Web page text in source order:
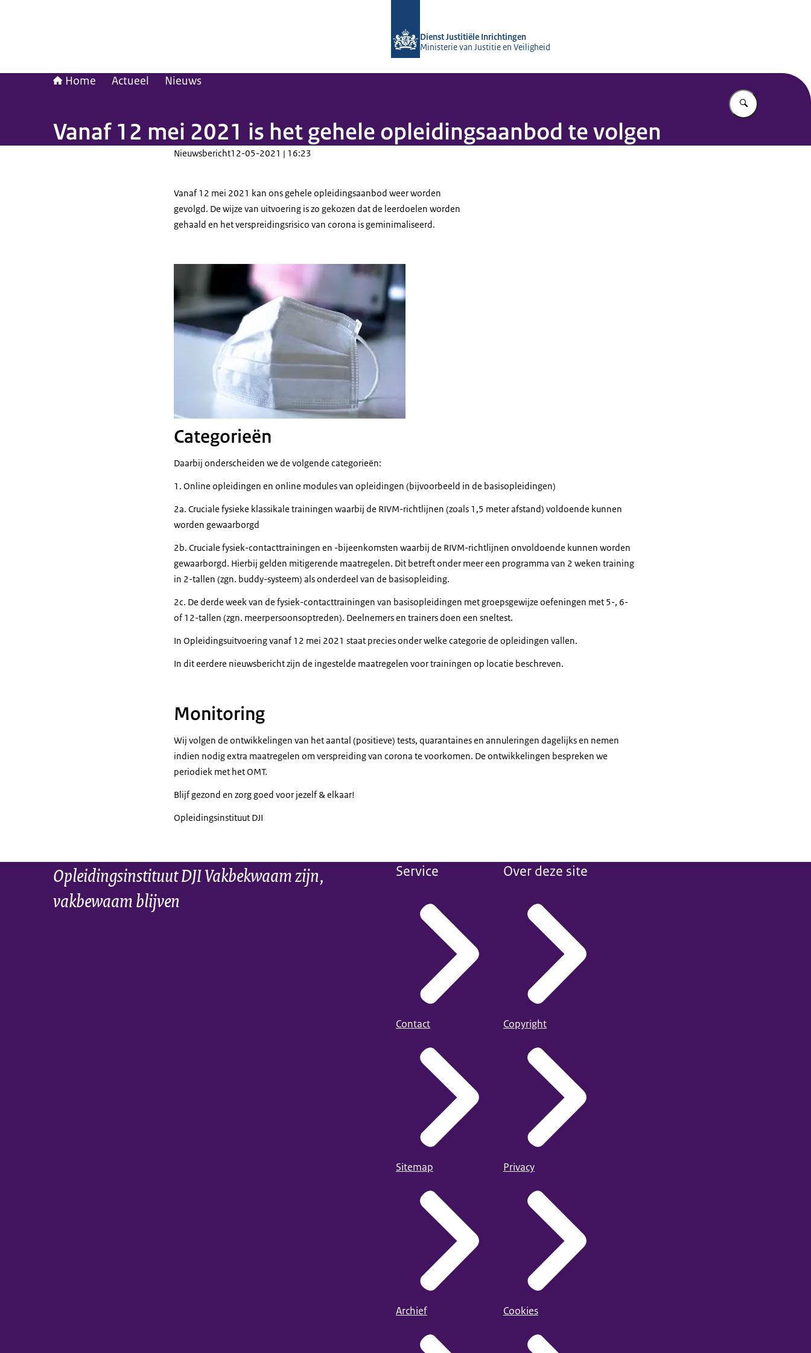
Dienst Justitiële Inrichtingen
Ministerie van Justitie en Veiligheid
Home Actueel Nieuws
Vul in wat u
Vanaf 12 mei 2021 is het gehele opleidingsaanbod te volgen
Nieuwsbericht12-05-2021 | 16:23
Vanaf 12 mei 2021 kan ons gehele opleidingsaanbod weer worden
gevolgd. De wijze van uitvoering is zo gekozen dat de leerdoelen worden
gehaald en het verspreidingsrisico van corona is geminimaliseerd.
Categorieën
Daarbij onderscheiden we de volgende categorieën:
1. Online opleidingen en online modules van opleidingen (bijvoorbeeld in de basisopleidingen)
2a. Cruciale fysieke klassikale trainingen waarbij de RIVM-richtlijnen (zoals 1,5 meter afstand) voldoende kunnen
worden gewaarborgd
2b. Cruciale fysiek-contacttrainingen en -bijeenkomsten waarbij de RIVM-richtlijnen onvoldoende kunnen worden
gewaarborgd. Hierbij gelden mitigerende maatregelen. Dit betreft onder meer een programma van 2 weken training
in 2-tallen (zgn. buddy-systeem) als onderdeel van de basisopleiding.
2c. De derde week van de fysiek-contacttrainingen van basisopleidingen met groepsgewijze oefeningen met 5-, 6-
of 12-tallen (zgn. meerpersoonsoptreden). Deelnemers en trainers doen een sneltest.
In Opleidingsuitvoering vanaf 12 mei 2021 staat precies onder welke categorie de opleidingen vallen.
In dit eerdere nieuwsberichtzijn de ingestelde maatregelen voor trainingen op locatie beschreven.
Monitoring
Wij volgen de ontwikkelingen van het aantal (positieve) tests, quarantaines en annuleringen dagelijks en nemen
indien nodig extra maatregelen om verspreiding van corona te voorkomen. De ontwikkelingen bespreken we
periodiek met het OMT.
Blijf gezond en zorg goed voor jezelf & elkaar!
Opleidingsinstituut DJI
Opleidingsinstituut DJI Vakbekwaam zijn,
vakbewaam blijven
Service
Contact
Sitemap
Archief
Over deze site
Copyright
Privacy
Cookies